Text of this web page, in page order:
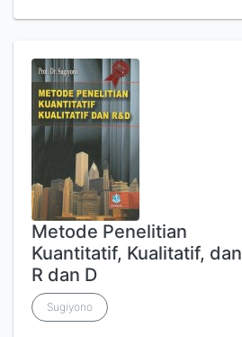
Metode Penelitian
Kuantitatif, Kualitatif, dan
R dan D
Sugiyono